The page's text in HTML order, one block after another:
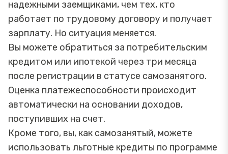
надежными заемщиками, чем тех, кто
работает по трудовому договору и получает
зарплату. Но ситуация меняется.
Вы можете обратиться за потребительским
кредитом или ипотекой через три месяца
после регистрации в статусе самозанятого.
Оценка платежеспособности происходит
автоматически на основании доходов,
поступивших на счет.
Кроме того, вы, как самозанятый, можете
использовать льготные кредиты по программе